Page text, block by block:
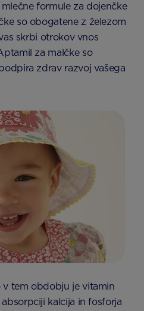
formule za dojenčke
so obogatene z železom
skrbi otrokov vnos
za malčke so
zdrav razvoj vašega
v tem obdobju je vitamin
kalcija in fosforja